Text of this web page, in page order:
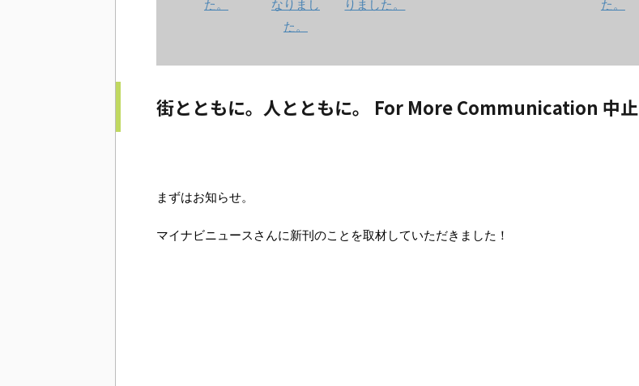
街とともに。人とともに。 For More Communication 中止
まずはお知らせ。
マイナビニュースさんに新刊のことを取材していただきました！